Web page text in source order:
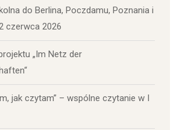
do Berlina, Poczdamu, Poznania i
czerwca 2026
„Im Netz der
jak czytam” – wspólne czytanie w I